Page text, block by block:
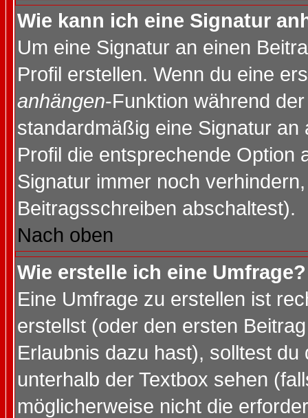
Wie kann ich eine Signatur
Um eine Signatur an einen
Profil erstellen. Wenn du eine
anhängen-Funktion während
standardmäßig eine Signatur
Profil die entsprechende Option
Signatur immer noch
Beitragsschreiben abschaltest).
Nach oben
Wie erstelle ich eine Umfrage?
Eine Umfrage zu erstellen ist
erstellst (oder den ersten
Erlaubnis dazu hast), solltest
unterhalb der Textbox sehen
möglicherweise nicht die